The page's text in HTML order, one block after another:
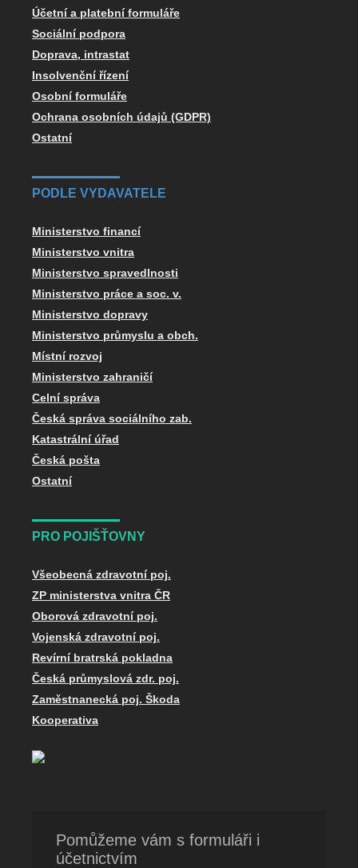
Účetní a platební formuláře
Sociální podpora
Doprava, intrastat
Insolvenční řízení
Osobní formuláře
Ochrana osobních údajů (GDPR)
Ostatní
PODLE VYDAVATELE
Ministerstvo financí
Ministerstvo vnitra
Ministerstvo spravedlnosti
Ministerstvo práce a soc. v.
Ministerstvo dopravy
Ministerstvo průmyslu a obch.
Místní rozvoj
Ministerstvo zahraničí
Celní správa
Česká správa sociálního zab.
Katastrální úřad
Česká pošta
Ostatní
PRO POJIŠŤOVNY
Všeobecná zdravotní poj.
ZP ministerstva vnitra ČR
Oborová zdravotní poj.
Vojenská zdravotní poj.
Revírní bratrská pokladna
Česká průmyslová zdr. poj.
Zaměstnanecká poj. Škoda
Kooperativa
Pomůžeme vám s formuláři i
účetnictvím